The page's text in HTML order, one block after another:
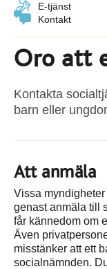
E-tjänst
Kontakt
Oro att
Kontakta
barn eller
Att anmäla
Vissa
genast anmäla till
får kännedom om
Även
misstänker att ett
socialnämnden.